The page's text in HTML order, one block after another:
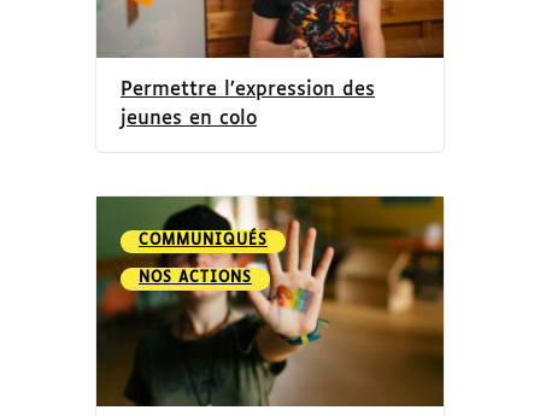
Permettre l’expression des
jeunes en colo
COMMUNIQUÉS
NOS ACTIONS